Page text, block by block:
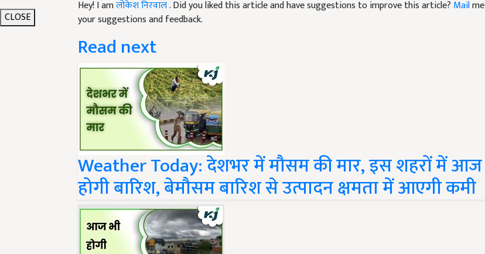
CLOSE
your suggestions and feedback.
Read next
Weather Today: देशभर में मौसम की मार, इस शहरों में आज
होगी बारिश, बेमौसम बारिश से उत्पादन क्षमता में आएगी कमी